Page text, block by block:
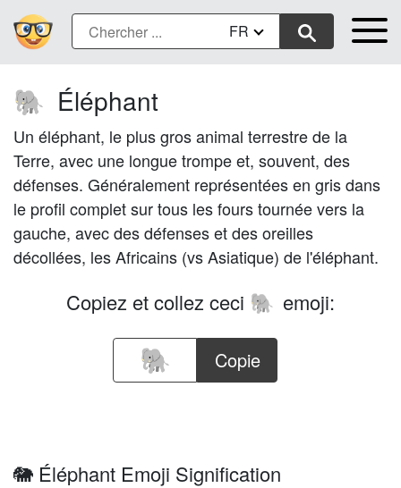
FR
🐘 Éléphant
Un éléphant, le plus gros animal terrestre de la
Terre, avec une longue trompe et, souvent, des
défenses. Généralement représentées en gris dans
le profil complet sur tous les fours tournée vers la
gauche, avec des défenses et des oreilles
décollées, les Africains (vs Asiatique) de l'éléphant.
Copiez et collez ceci 🐘 emoji:
Copie
🐘 Éléphant Emoji Signification